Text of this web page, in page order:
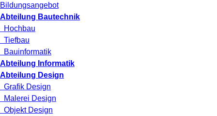
Bildungsangebot
Abteilung Bautechnik
Hochbau
Tiefbau
Bauinformatik
Abteilung Informatik
Abteilung Design
Grafik Design
Malerei Design
Objekt Design